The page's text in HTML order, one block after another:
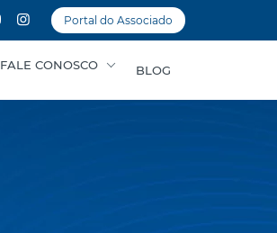
Portal do Associado
FALE CONOSCO BLOG